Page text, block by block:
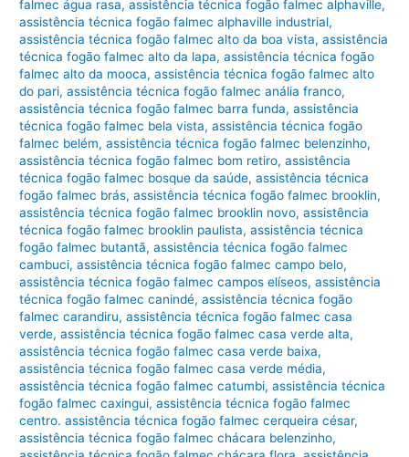
falmec água rasa,assistência técnica fogão falmec alphaville,
assistência técnica fogão falmec alphaville industrial,
assistência técnica fogão falmec alto da boa vista,assistência
técnica fogão falmec alto da lapa,assistência técnica fogão
falmec alto da mooca,assistência técnica fogão falmec alto
do pari,assistência técnica fogão falmec anália franco,
assistência técnica fogão falmec barra funda,assistência
técnica fogão falmec bela vista,assistência técnica fogão
falmec belém,assistência técnica fogão falmec belenzinho,
assistência técnica fogão falmec bom retiro,assistência
técnica fogão falmec bosque da saúde,assistência técnica
fogão falmec brás,assistência técnica fogão falmec brooklin,
assistência técnica fogão falmec brooklin novo,assistência
técnica fogão falmec brooklin paulista,assistência técnica
fogão falmec butantã,assistência técnica fogão falmec
cambuci,assistência técnica fogão falmec campo belo,
assistência técnica fogão falmec campos elíseos,assistência
técnica fogão falmec canindé,assistência técnica fogão
falmec carandiru,assistência técnica fogão falmec casa
verde,assistência técnica fogão falmec casa verde alta,
assistência técnica fogão falmec casa verde baixa,
assistência técnica fogão falmec casa verde média,
assistência técnica fogão falmec catumbi,assistência técnica
fogão falmec caxingui,assistência técnica fogão falmec
centro. assistência técnica fogão falmec cerqueira césar,
assistência técnica fogão falmec chácara belenzinho,